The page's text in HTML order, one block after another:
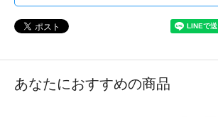
あなたにおすすめの商品